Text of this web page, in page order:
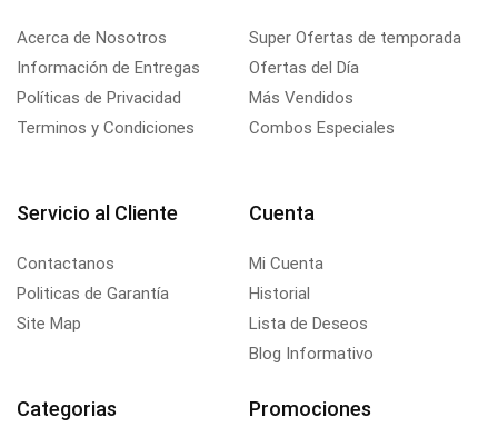
Acerca de Nosotros
Información de Entregas
Políticas de Privacidad
Terminos y Condiciones
Super Ofertas de temporada
Ofertas del Día
Más Vendidos
Combos Especiales
Servicio al Cliente
Contactanos
Politicas de Garantía
Site Map
Cuenta
Mi Cuenta
Historial
Lista de Deseos
Blog Informativo
Categorias Promociones